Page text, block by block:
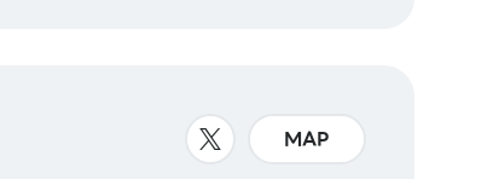
MAP